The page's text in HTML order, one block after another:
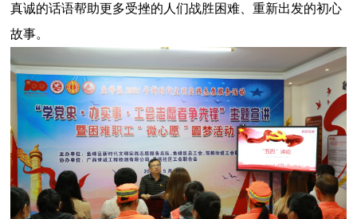
真诚的话语帮助更多受挫的人们战胜困难、重新出发的初心
故事。